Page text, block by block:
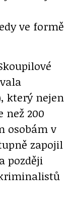
ve formě
který nejen
než 200
osobám v
zapojil
později